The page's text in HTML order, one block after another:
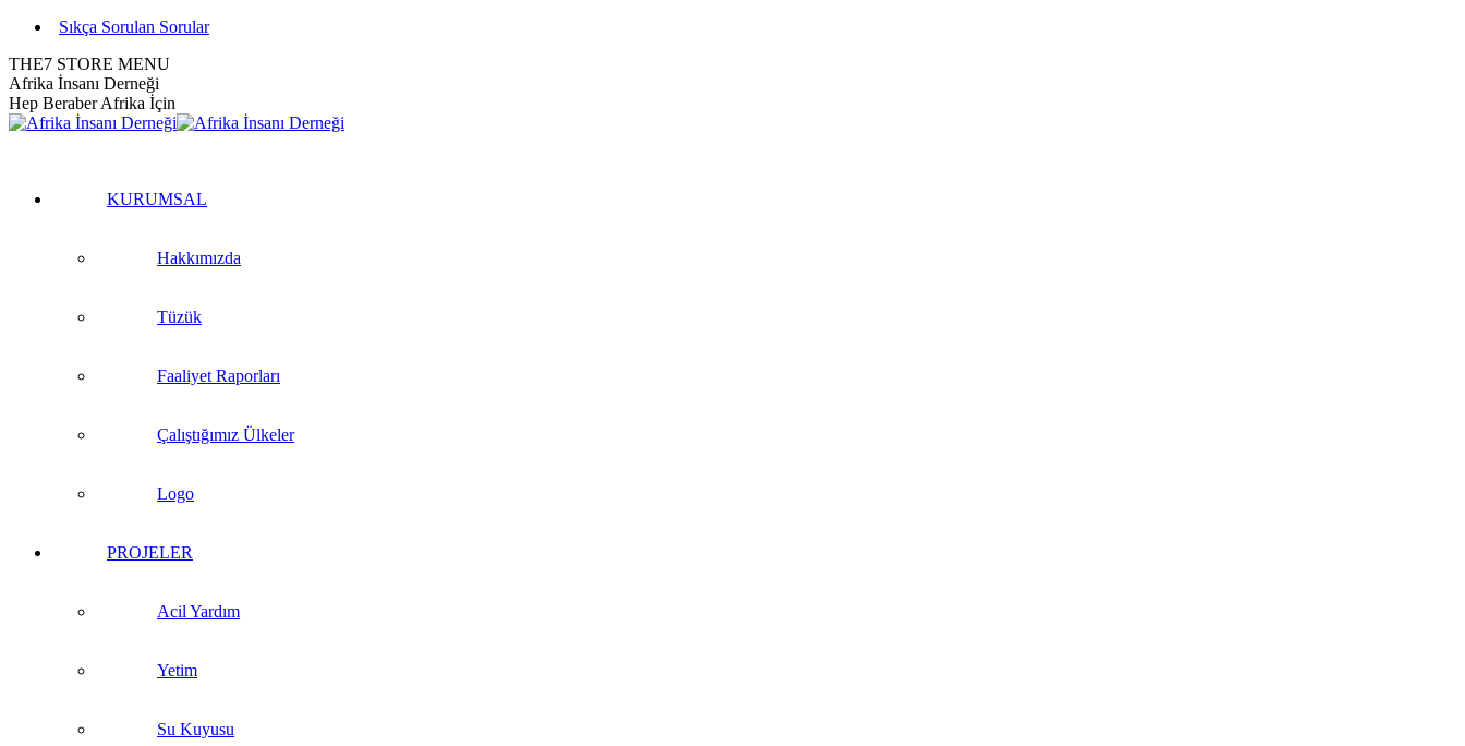
Skip
content
Sıkça Sorulan Sorular
THE7 STORE MENU
Facebook
page
opens
Twitter
page
opens
Instagram
page
opens
YouTube
page
opens
Linkedin
page
opens
Afrika İnsanı Derneği
Hep Beraber Afrika İçin
KURUMSAL
Hakkımızda
Tüzük
Faaliyet Raporları
Çalıştığımız Ülkeler
Logo
PROJELER
Acil Yardım
Yetim
Su Kuyusu